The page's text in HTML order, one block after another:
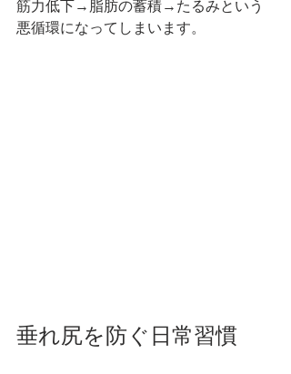
筋力低下→脂肪の蓄積→たるみという
悪循環になってしまいます。
垂れ尻を防ぐ日常習慣